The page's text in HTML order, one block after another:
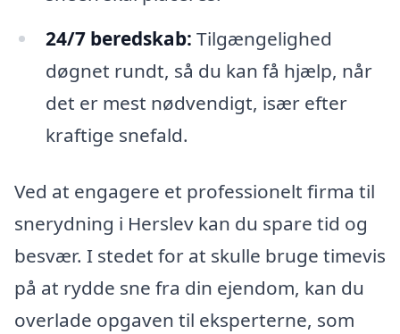
24/7 beredskab: Tilgængelighed
døgnet rundt, så du kan få hjælp, når
det er mest nødvendigt, især efter
kraftige snefald.
Ved at engagere et professionelt firma til
snerydning i Herslev kan du spare tid og
besvær. I stedet for at skulle bruge timevis
på at rydde sne fra din ejendom, kan du
overlade opgaven til eksperterne, som